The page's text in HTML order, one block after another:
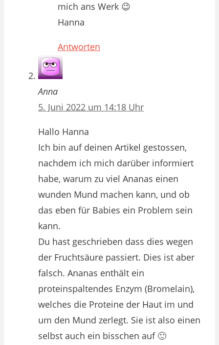
mich ans Werk 😉
Hanna
Antworten
Anna
5. Juni 2022 um 14:18 Uhr
Hallo Hanna
Ich bin auf deinen Artikel gestossen,
nachdem ich mich darüber informiert
habe, warum zu viel Ananas einen
wunden Mund machen kann, und ob
das eben für Babies ein Problem sein
kann.
Du hast geschrieben dass dies wegen
der Fruchtsäure passiert. Dies ist aber
falsch. Ananas enthält ein
proteinspaltendes Enzym (Bromelain),
welches die Proteine der Haut im und
um den Mund zerlegt. Sie ist also einen
selbst auch ein bisschen auf 🙂